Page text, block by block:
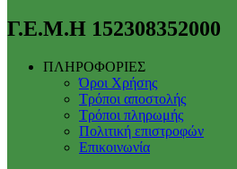
Γ.Ε.Μ.Η 152308352000
ΠΛΗΡΟΦΟΡΙΕΣ
Όροι Χρήσης
Τρόποι αποστολής
Τρόποι πληρωμής
Πολιτική επιστροφών
Επικοινωνία